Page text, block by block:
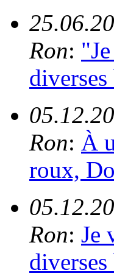
Ron:
Ron: À
roux,
Ron: Je